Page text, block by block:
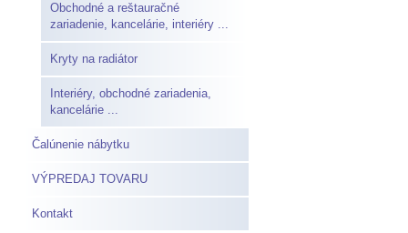
Obchodné a reštauračné
zariadenie, kancelárie, interiéry ...
Kryty na radiátor
Interiéry, obchodné zariadenia,
kancelárie ...
Čalúnenie nábytku
VÝPREDAJ TOVARU
Kontakt